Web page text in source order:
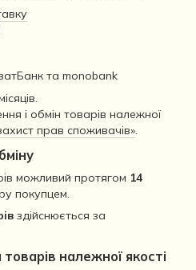
та monobank
і обмін товарів належної
прав споживачів».
можливий протягом 14
покупцем.
здійснюється за
належної якості